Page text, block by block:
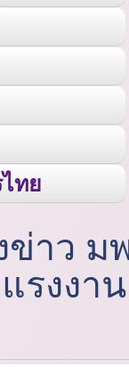
ทย
ข่าว ม
งงา